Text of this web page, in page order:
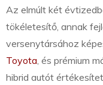
Az elmúlt két
tökéletesítő, annak
versenytársához
Toyota, és prémium
hibrid autót